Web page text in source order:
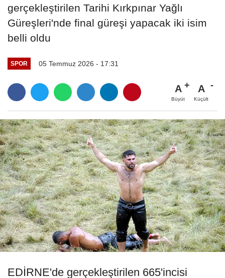
gerçekleştirilen Tarihi Kırkpınar Yağlı
Güreşleri'nde final güreşi yapacak iki isim
belli oldu
SPOR 05 Temmuz 2026 - 17:31
A
Büyüt
A
Küçült
EDİRNE'de gerçekleştirilen 665'incisi